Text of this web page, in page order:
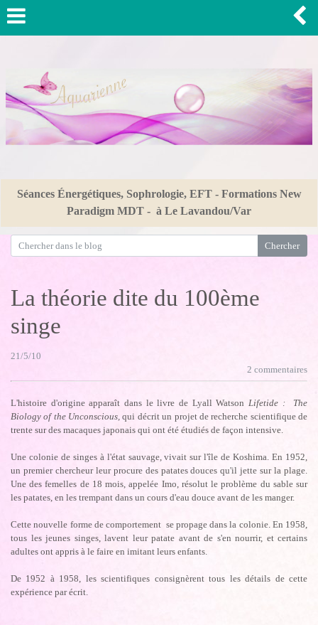
Séances Énergétiques, Sophrologie, EFT - Formations New
Paradigm MDT - à Le Lavandou/Var
La théorie dite du 100ème
singe
21/5/10
2 commentaires
L'histoire d'origine apparaît dans le livre de Lyall Watson Lifetide : The
Biology of the Unconscious, qui décrit un projet de recherche scientifique de
trente sur des macaques japonais qui ont été étudiés de façon intensive.
Une colonie de singes à l'état sauvage, vivait sur l'île de Koshima. En 1952,
un premier chercheur leur procure des patates douces qu'il jette sur la plage.
Une des femelles de 18 mois, appelée Imo, résolut le problème du sable sur
les patates, en les trempant dans un cours d'eau douce avant de les manger.
Cette nouvelle forme de comportement se propage dans la colonie. En 1958,
tous les jeunes singes, lavent leur patate avant de s'en nourrir, et certains
adultes ont appris à le faire en imitant leurs enfants.
De 1952 à 1958, les scientifiques consignèrent tous les détails de cette
expérience par écrit.